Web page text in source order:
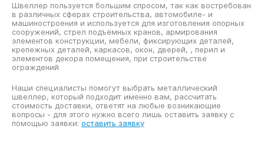
Швеллер пользуется большим спросом, так как востребован
в различных сферах строительства, автомобиле- и
машиностроения и используется для изготовления опорных
сооружений, стрел подъёмных кранов, армирования
элементов конструкции, мебели, фиксирующих деталей,
крепежных деталей, каркасов, окон, дверей, , перил и
элементов декора помещения, при строительстве
ограждений
Наши специалисты помогут выбрать металлический
швеллер, который подходит именно вам, рассчитать
стоимость доставки, ответят на любые возникающие
вопросы - для этого нужно всего лишь оставить заявку с
помощью заявки: оставить заявку